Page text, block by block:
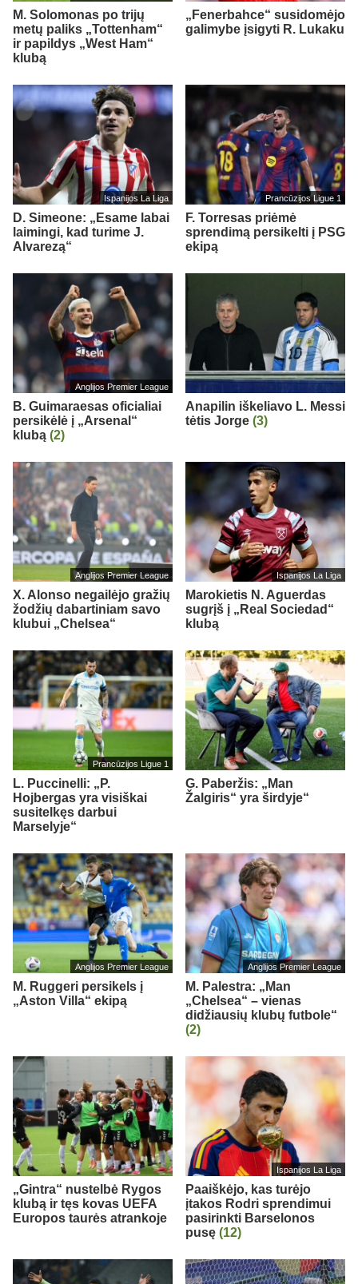
M. Solomonas po trijų
metų paliks „Tottenham“
ir papildys „West Ham“
klubą
„Fenerbahce“ susidomėjo
galimybe įsigyti R. Lukaku
Ispanijos La Liga
D. Simeone: „Esame labai
laimingi, kad turime J.
Alvarezą“
Prancūzijos Ligue 1
F. Torresas priėmė
sprendimą persikelti į PSG
ekipą
Anglijos Premier League
B. Guimaraesas oficialiai
persikėlė į „Arsenal“
klubą (2)
Anapilin iškeliavo L. Messi
tėtis Jorge (3)
Anglijos Premier League
X. Alonso negailėjo gražių
žodžių dabartiniam savo
klubui „Chelsea“
Ispanijos La Liga
Marokietis N. Aguerdas
sugrįš į „Real Sociedad“
klubą
Prancūzijos Ligue 1
L. Puccinelli: „P.
Hojbergas yra visiškai
susitelkęs darbui
Marselyje“
G. Paberžis: „Man
Žalgiris“ yra širdyje“
Anglijos Premier League
M. Ruggeri persikels į
„Aston Villa“ ekipą
Anglijos Premier League
M. Palestra: „Man
„Chelsea“ – vienas
didžiausių klubų futbole“
(2)
„Gintra“ nustelbė Rygos
klubą ir tęs kovas UEFA
Europos taurės atrankoje
Ispanijos La Liga
Paaiškėjo, kas turėjo
įtakos Rodri sprendimui
pasirinkti Barselonos
pusę (12)